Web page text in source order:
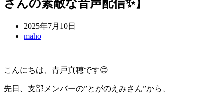
さんの素敵な音声配信✨】
2025年7月10日
maho
こんにちは、青戸真穂です😊
先日、支部メンバーの”とがのえみさん”から、